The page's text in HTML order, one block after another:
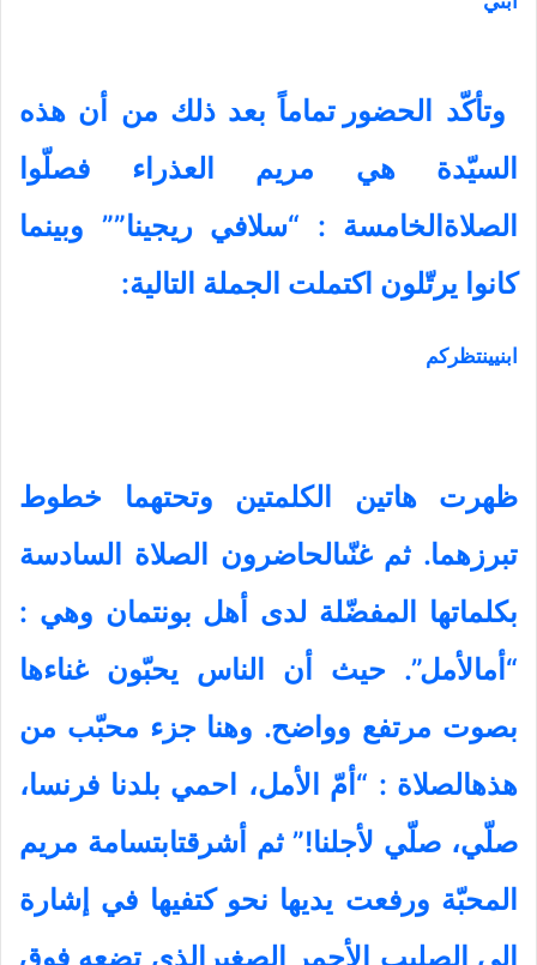
وتأكّد
الحضور تماماً بعد ذلك من أن هذه
السيّدة هي مريم العذراء فصلّوا
الصلاةالخامسة : “سلافي ريجينا”” وبينما
كانوا يرتّلون اكتملت الجملة التالية:
ابنيينتظركم
ظهرت هاتين الكلمتين وتحتهما خطوط
تبرزهما. ثم غنّىالحاضرون الصلاة السادسة
بكلماتها المفضّلة لدى أهل بونتمان وهي :
“أمالأمل”. حيث أن الناس يحبّون غناءها
بصوت مرتفع وواضح. وهنا جزء محبّب من
هذهالصلاة : “أمّ الأمل، احمي بلدنا فرنسا،
صلّي، صلّي لأجلنا!” ثم أشرقتابتسامة مريم
المحبّة ورفعت يديها نحو كتفيها في إشارة
الى الصليب الأحمر الصغيرالذي تضعه فوق